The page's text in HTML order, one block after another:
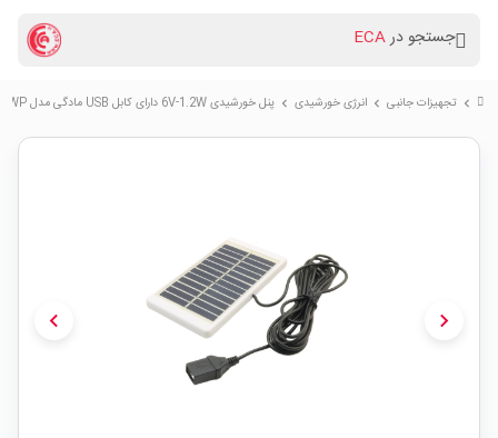
جستجو درECA
chevron_right تجهیزات جانبی chevron_right انرژی خورشیدی chevron_right پنل خورشیدی 6V-1.2W دارای کابل USB مادگی مدل 012WP
chevron_left chevron_right